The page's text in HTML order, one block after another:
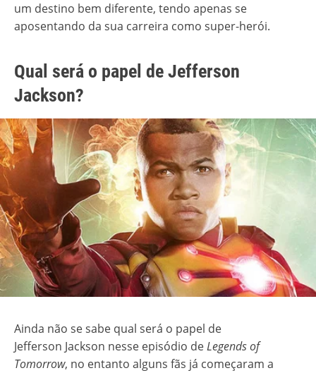
um destino bem diferente, tendo apenas se
aposentando da sua carreira como super-herói.
Qual será o papel de Jefferson
Jackson?
Ainda não se sabe qual será o papel de
Jefferson Jackson nesse episódio deLegends of
Tomorrow, no entanto alguns fãs já começaram a